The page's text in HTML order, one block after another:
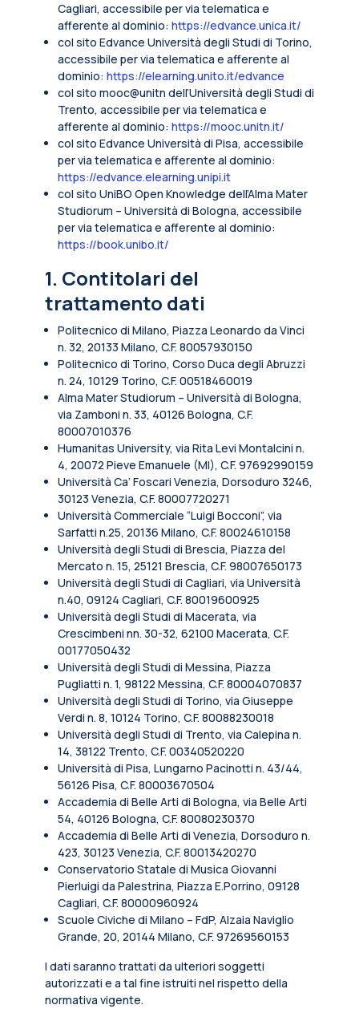
Cagliari, accessibile per via telematica e
afferente al dominio: https://edvance.unica.it/
col sito Edvance Università degli Studi di Torino,
accessibile per via telematica e afferente al
dominio: https://elearning.unito.it/edvance
col sito mooc@unitn dell’Università degli Studi di
Trento, accessibile per via telematica e
afferente al dominio: https://mooc.unitn.it/
col sito Edvance Università di Pisa, accessibile
per via telematica e afferente al dominio:
https://edvance.elearning.unipi.it
col sito UniBO Open Knowledge dell’Alma Mater
Studiorum – Università di Bologna, accessibile
per via telematica e afferente al dominio:
https://book.unibo.it/
1. Contitolari del
trattamento dati
Politecnico di Milano, Piazza Leonardo da Vinci
n. 32, 20133 Milano, C.F. 80057930150
Politecnico di Torino, Corso Duca degli Abruzzi
n. 24, 10129 Torino, C.F. 00518460019
Alma Mater Studiorum – Università di Bologna,
via Zamboni n. 33, 40126 Bologna, C.F.
80007010376
Humanitas University, via Rita Levi Montalcini n.
4, 20072 Pieve Emanuele (MI), C.F. 97692990159
Università Ca’ Foscari Venezia, Dorsoduro 3246,
30123 Venezia, C.F. 80007720271
Università Commerciale “Luigi Bocconi”, via
Sarfatti n.25, 20136 Milano, C.F. 80024610158
Università degli Studi di Brescia, Piazza del
Mercato n. 15, 25121 Brescia, C.F. 98007650173
Università degli Studi di Cagliari, via Università
n.40, 09124 Cagliari, C.F. 80019600925
Università degli Studi di Macerata, via
Crescimbeni nn. 30-32, 62100 Macerata, C.F.
00177050432
Università degli Studi di Messina, Piazza
Pugliatti n. 1, 98122 Messina, C.F. 80004070837
Università degli Studi di Torino, via Giuseppe
Verdi n. 8, 10124 Torino, C.F. 80088230018
Università degli Studi di Trento, via Calepina n.
14, 38122 Trento, C.F. 00340520220
Università di Pisa, Lungarno Pacinotti n. 43/44,
56126 Pisa, C.F. 80003670504
Accademia di Belle Arti di Bologna, via Belle Arti
54, 40126 Bologna, C.F. 80080230370
Accademia di Belle Arti di Venezia, Dorsoduro n.
423, 30123 Venezia, C.F. 80013420270
Conservatorio Statale di Musica Giovanni
Pierluigi da Palestrina, Piazza E.Porrino, 09128
Cagliari, C.F. 80000960924
Scuole Civiche di Milano – FdP, Alzaia Naviglio
Grande, 20, 20144 Milano, C.F. 97269560153
I dati saranno trattati da ulteriori soggetti
autorizzati e a tal fine istruiti nel rispetto della
normativa vigente.